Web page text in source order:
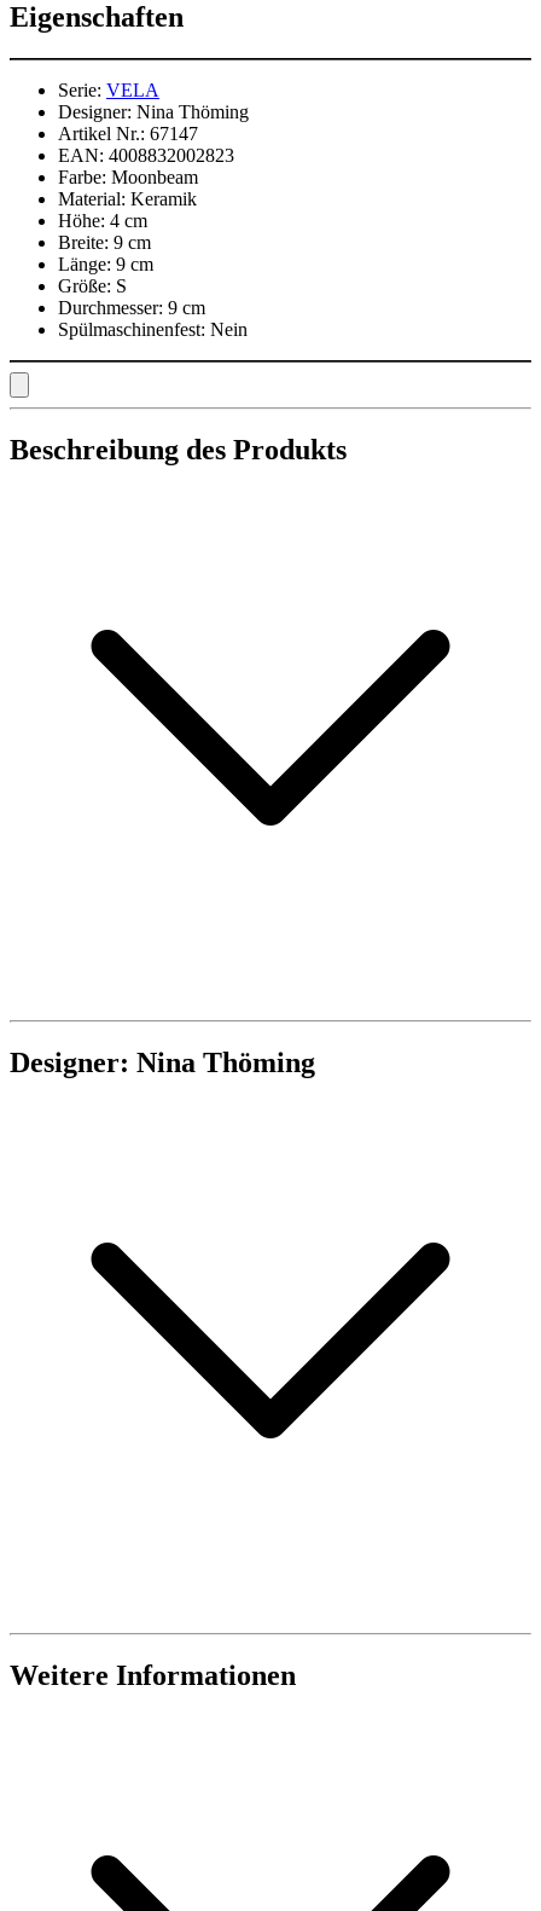
Eigenschaften
Serie: VELA
Designer: Nina Thöming
Artikel Nr.: 67147
EAN: 4008832002823
Farbe: Moonbeam
Material: Keramik
Höhe: 4 cm
Breite: 9 cm
Länge: 9 cm
Größe: S
Durchmesser: 9 cm
Spülmaschinenfest: Nein
Beschreibung des Produkts
Designer: Nina Thöming
Weitere Informationen